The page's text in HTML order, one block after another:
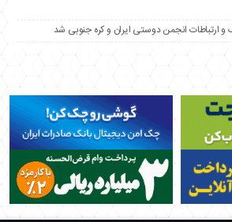
ارتباطات انجمن دوستی ایران و کره جنوبی شد